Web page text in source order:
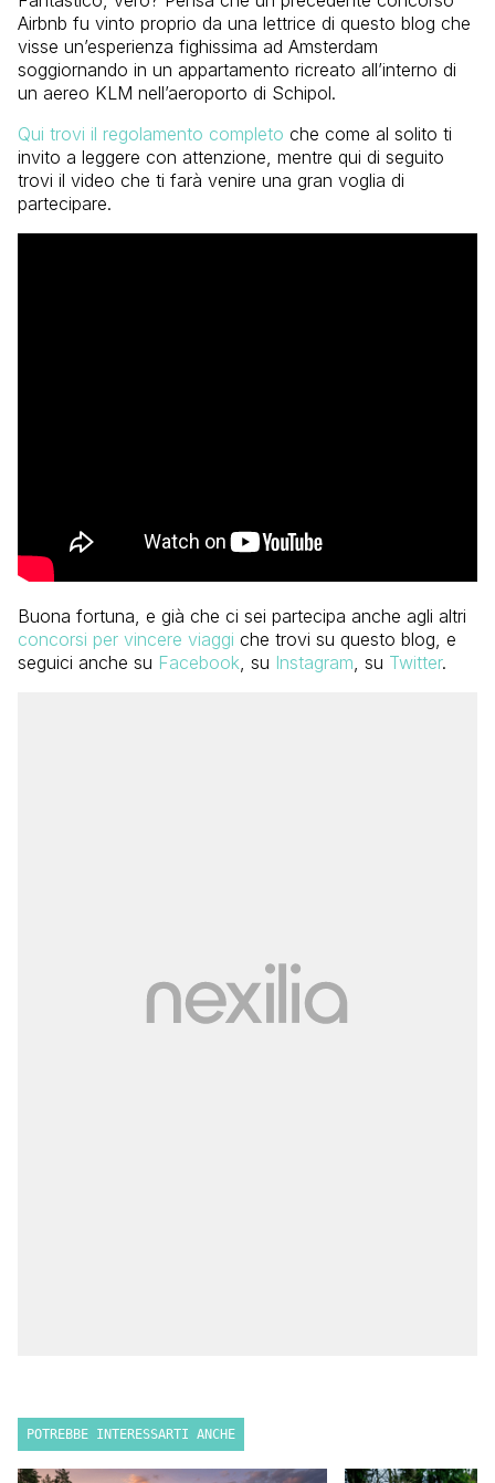
Airbnb fu vinto proprio da una lettrice di questo blog che
visse un’esperienza fighissima ad Amsterdam
soggiornando in un appartamento ricreato all’interno di
un aereo KLM nell’aeroporto di Schipol.
Qui trovi il regolamento completo che come al solito ti
invito a leggere con attenzione, mentre qui di seguito
trovi il video che ti farà venire una gran voglia di
partecipare.
Buona fortuna, e già che ci sei partecipa anche agli altri
concorsi per vincere viaggi che trovi su questo blog, e
seguici anche su Facebook, su Instagram, su Twitter.
POTREBBE INTERESSARTI ANCHE